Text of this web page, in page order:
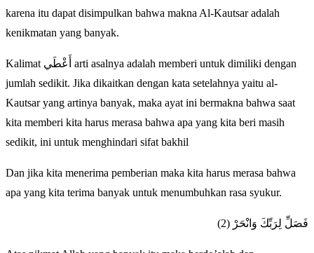
karena itu dapat disimpulkan bahwa makna Al-Kautsar adalah
kenikmatan yang banyak.
Kalimat أَعْطَي arti asalnya adalah memberi untuk dimiliki dengan
jumlah sedikit. Jika dikaitkan dengan kata setelahnya yaitu al-
Kautsar yang artinya banyak, maka ayat ini bermakna bahwa saat
kita memberi kita harus merasa bahwa apa yang kita beri masih
sedikit, ini untuk menghindari sifat bakhil
Dan jika kita menerima pemberian maka kita harus merasa bahwa
apa yang kita terima banyak untuk menumbuhkan rasa syukur.
فَصَلِّ لِرَبِّكَ وَانْحَرْ (2)